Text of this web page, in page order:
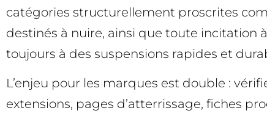
catégories structurellement proscrites
destinés à nuire, ainsi que toute incitation
toujours à des suspensions rapides et
L’enjeu pour les marques est double :
extensions, pages d’atterrissage, fiches